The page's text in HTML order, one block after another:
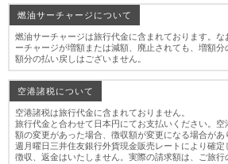
燃油サーチャージについて
燃油サーチャージは旅行代金に含まれております。
ーチャージが増額または減額、廃止されても、増額
額分の払い戻しはございません。
空港諸税について
空港諸税は旅行代金に含まれておりません。
旅行代金と合わせて日本円にてお支払いください。
額の変更があった場合、徴収額が変更になる場合が
週月曜日三井住友銀行外貨現金販売レートにより確
徴収、返金はいたしません。実際の請求額は、ご旅